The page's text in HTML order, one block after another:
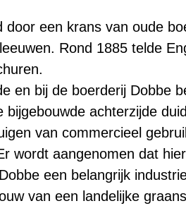
door een krans van oude
Rond 1885 telde
en bij de boerderij Dobbe
bijgebouwde achterzijde
van commercieel
wordt aangenomen dat
een belangrijk
van een landelijke